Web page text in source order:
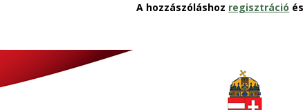
A hozzászóláshoz regisztráció és